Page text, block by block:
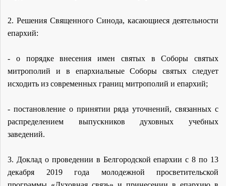
2. Решения Священного Синода, касающиеся деятельности
епархий:
- о порядке внесения имен святых в Соборы святых
митрополий и в епархиальные Соборы святых следует
исходить из современных границ митрополий и епархий;
- постановление о принятии ряда уточнений, связанных с
распределением выпускников духовных учебных
заведений.
3. Доклад о проведении в Белгородской епархии с 8 по 13
декабря 2019 года молодежной просветительской